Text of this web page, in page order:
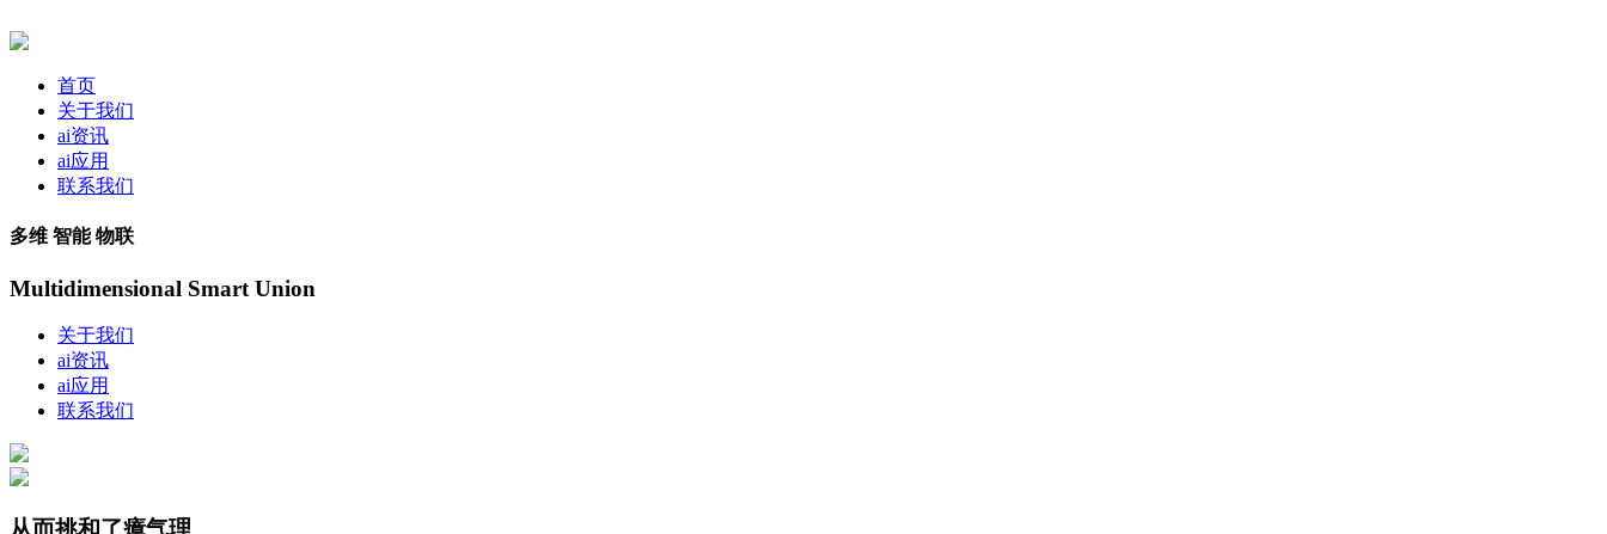
首页
关于我们
ai资讯
ai应用
联系我们
多维 智能 物联
Multidimensional Smart Union
关于我们
ai资讯
ai应用
联系我们
从而挑和了瘴气理